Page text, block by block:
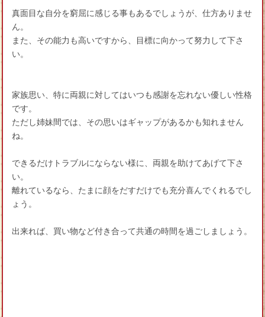
真面目な自分を窮屈に感じる事もあるでしょうが、仕方ありませ
ん。
また、その能力も高いですから、目標に向かって努力して下さ
い。
家族思い、特に両親に対してはいつも感謝を忘れない優しい性格
です。
ただし姉妹間では、その思いはギャップがあるかも知れません
ね。
できるだけトラブルにならない様に、両親を助けてあげて下さ
い。
離れているなら、たまに顔をだすだけでも充分喜んでくれるでし
ょう。
出来れば、買い物など付き合って共通の時間を過ごしましょう。